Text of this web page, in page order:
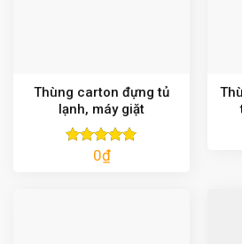
Thùng carton đựng tủ
lạnh, máy giặt
Được xếp
0₫